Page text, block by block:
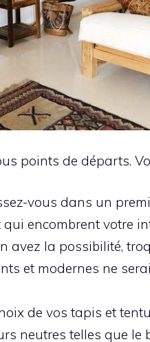
points de départs.
vous dans un
qui encombrent votre
avez la possibilité,
et modernes ne
de vos tapis et
neutres telles que le